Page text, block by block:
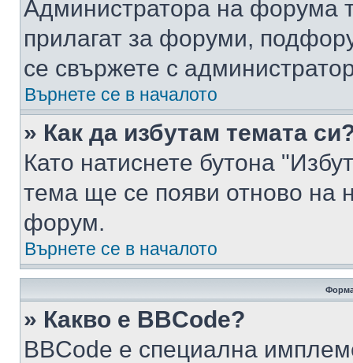
Администратора на форума
прилагат за форуми,
се свържете с
Върнете се в началото
» Как да избутам темата
Като натиснете бутона
тема ще се появи отново на
форум.
Върнете се в началото
» Какво е BBCode?
BBCode е специална